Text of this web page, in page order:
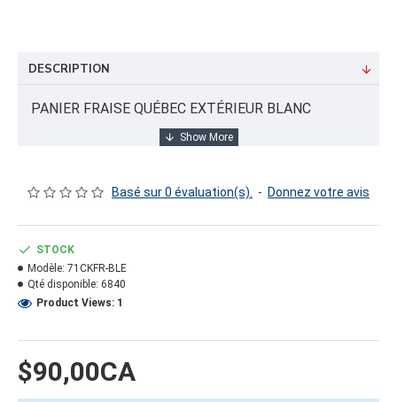
DESCRIPTION
PANIER FRAISE QUÉBEC EXTÉRIEUR BLANC
INFORMATION PRODUIT
FORMAT DU PRODUIT
Quantité par emballage: 360.00
Poids: 16.41
Volume cubique: 3.09 pieds cubes
Basé sur 0 évaluation(s). - Donnez votre avis
$90,00CA
STOCK
Modèle: 71CKFR-BLE
Qté disponible: 6840
Product Views: 1